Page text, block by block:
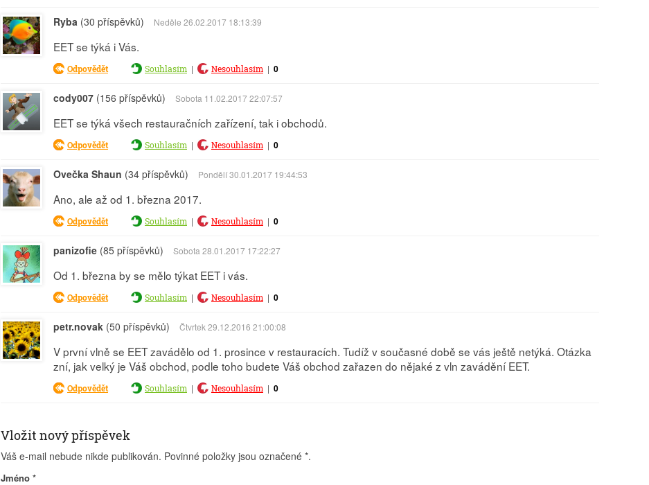
Ryba (30 příspěvků) Neděle 26.02.2017 18:13:39
EET se týká i Vás.
Odpovědět Souhlasím | Nesouhlasím | 0
cody007 (156 příspěvků) Sobota 11.02.2017 22:07:57
EET se týká všech restauračních zařízení, tak i obchodů.
Odpovědět Souhlasím | Nesouhlasím | 0
Ovečka Shaun (34 příspěvků) Pondělí 30.01.2017 19:44:53
Ano, ale až od 1. března 2017.
Odpovědět Souhlasím | Nesouhlasím | 0
panizofie (85 příspěvků) Sobota 28.01.2017 17:22:27
Od 1. března by se mělo týkat EET i vás.
Odpovědět Souhlasím | Nesouhlasím | 0
petr.novak (50 příspěvků) Čtvrtek 29.12.2016 21:00:08
V první vlně se EET zavádělo od 1. prosince v restauracích. Tudíž v současné době se vás ještě netýká. Otázka
zní, jak velký je Váš obchod, podle toho budete Váš obchod zařazen do nějaké z vln zavádění EET.
Odpovědět Souhlasím | Nesouhlasím | 0
Vložit nový příspěvek
Váš e-mail nebude nikde publikován. Povinné položky jsou označené *.
Jméno *